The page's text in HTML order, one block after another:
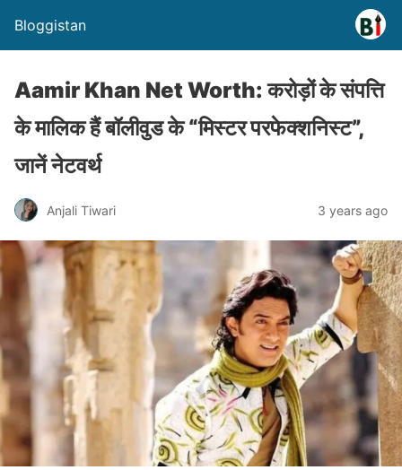
Bloggistan
Aamir Khan Net Worth: करोड़ों के संपत्ति
के मालिक हैं बॉलीवुड के “मिस्टर परफेक्शनिस्ट”,
जानें नेटवर्थ
Anjali Tiwari 3 years ago